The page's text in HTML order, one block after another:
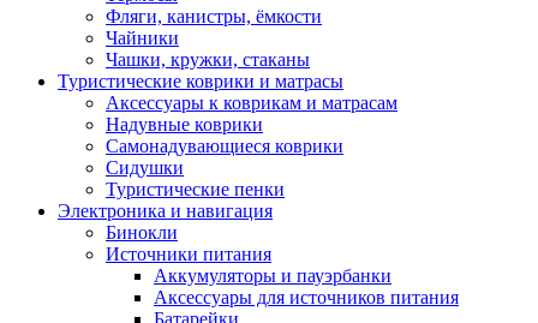
Фляги, канистры, ёмкости
Чайники
Чашки, кружки, стаканы
Туристические коврики и матрасы
Аксессуары к коврикам и матрасам
Надувные коврики
Самонадувающиеся коврики
Сидушки
Туристические пенки
Электроника и навигация
Бинокли
Источники питания
Аккумуляторы и пауэрбанки
Аксессуары для источников питания
Батарейки